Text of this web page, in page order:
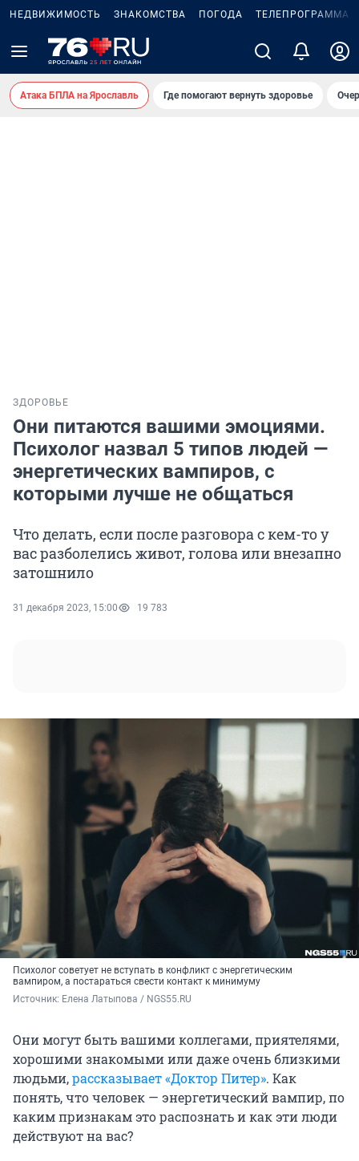
НЕДВИЖИМОСТЬ ЗНАКОМСТВА ПОГОДА ТЕЛЕПРОГРАММА
Атака БПЛА на Ярославль Где помогают вернуть здоровье
ЗДОРОВЬЕ
Они питаются вашими эмоциями.
Психолог назвал 5 типов людей —
энергетических вампиров, с
которыми лучше не общаться
Что делать, если после разговора с кем-то у
вас разболелись живот, голова или внезапно
затошнило
31 декабря 2023, 15:00 19 783
Психолог советует не вступать в конфликт с энергетическим
вампиром, а постараться свести контакт к минимуму
Источник: Елена Латыпова / NGS55.RU
Они могут быть вашими коллегами, приятелями,
хорошими знакомыми или даже очень близкими
людьми,рассказывает «Доктор Питер». Как
понять, что человек — энергетический вампир, по
каким признакам это распознать и как эти люди
действуют на вас?